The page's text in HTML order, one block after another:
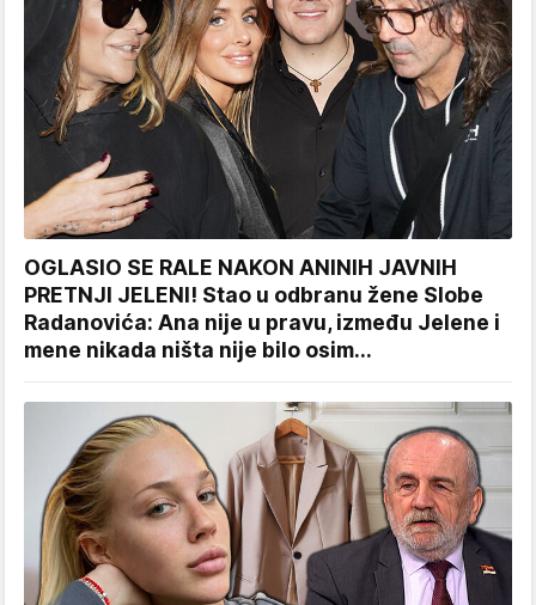
OGLASIO SE RALE NAKON ANINIH JAVNIH
PRETNJI JELENI! Stao u odbranu žene Slobe
Radanovića: Ana nije u pravu, između Jelene i
mene nikada ništa nije bilo osim...